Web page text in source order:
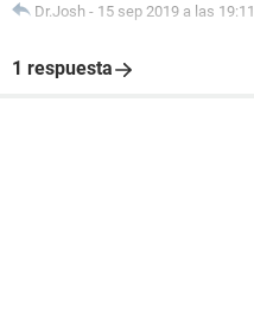
Dr.Josh - 15 sep 2019 a las 19:11
1 respuesta